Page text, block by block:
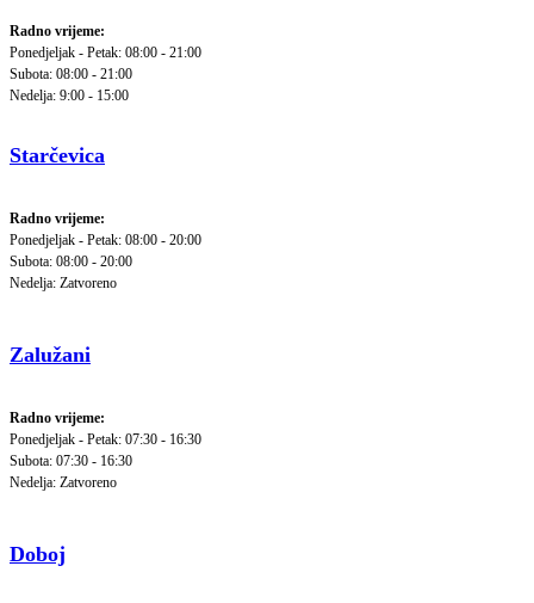
Radno vrijeme:
Ponedjeljak - Petak: 08:00 - 21:00
Subota: 08:00 - 21:00
Nedelja: 9:00 - 15:00
Starčevica
Radno vrijeme:
Ponedjeljak - Petak: 08:00 - 20:00
Subota: 08:00 - 20:00
Nedelja: Zatvoreno
Zalužani
Radno vrijeme:
Ponedjeljak - Petak: 07:30 - 16:30
Subota: 07:30 - 16:30
Nedelja: Zatvoreno
Doboj